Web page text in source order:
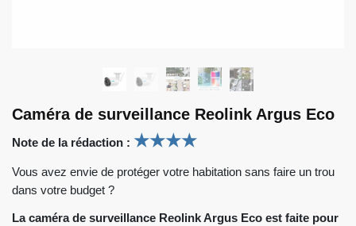
Caméra de surveillance Reolink Argus Eco
Note de la rédaction : ★★★★
Vous avez envie de protéger votre habitation sans faire un trou
dans votre budget ?
La caméra de surveillance Reolink Argus Eco est faite pour